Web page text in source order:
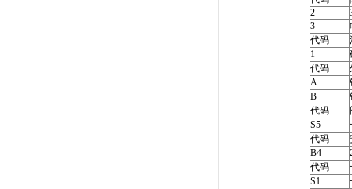
2
3
代码
1
代码
A
B
代码
S5
代码
B4
代码
S1